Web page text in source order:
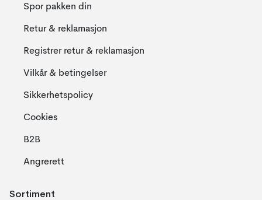
Spor pakken din
Retur & reklamasjon
Registrer retur & reklamasjon
Vilkår & betingelser
Sikkerhetspolicy
Cookies
B2B
Angrerett
Sortiment